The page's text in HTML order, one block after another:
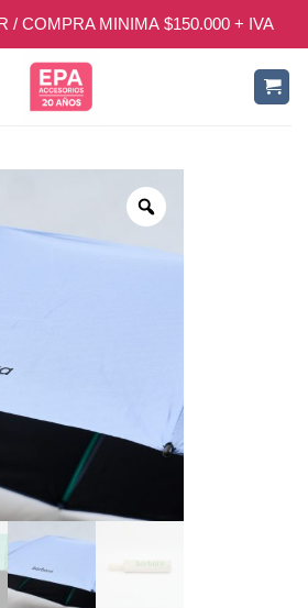
/ COMPRA MINIMA $150.000 + IVA